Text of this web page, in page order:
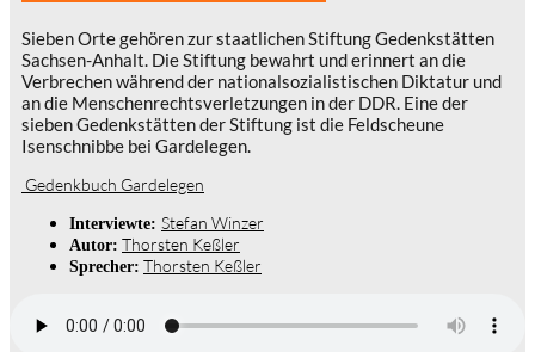
Sieben Orte gehören zur staatlichen Stiftung Gedenkstätten
Sachsen-Anhalt. Die Stiftung bewahrt und erinnert an die
Verbrechen während der nationalsozialistischen Diktatur und
an die Menschenrechtsverletzungen in der DDR. Eine der
sieben Gedenkstätten der Stiftung ist die Feldscheune
Isenschnibbe bei Gardelegen.
Gedenkbuch Gardelegen
Interviewte: Stefan Winzer
Autor: Thorsten Keßler
Sprecher: Thorsten Keßler